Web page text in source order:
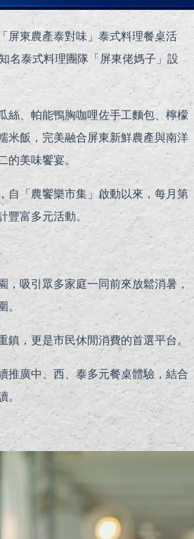
屏東農產泰對味」泰式料理餐桌活
名泰式料理團隊「屏東佬媽子」設
絲、帕能鴨胸咖哩佐手工麵包、檸檬
米飯，完美融合屏東新鮮農產與南洋
美味饗宴。
自「農饗樂市集」啟動以來，每月第
富多元活動。
，吸引眾多家庭一同前來放鬆消暑，
。
鎮，更是市民休閒消費的首選平台。
推廣中、西、泰多元餐桌體驗，結合